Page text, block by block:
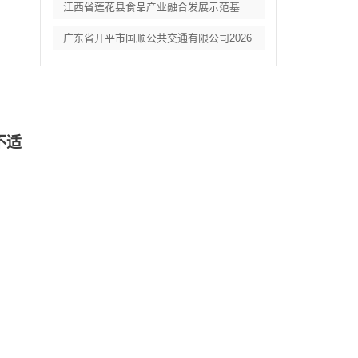
适
江西省莲花县食品产业融合发展示范基地项目
广东省开平市国顺公共交通有限公司2026